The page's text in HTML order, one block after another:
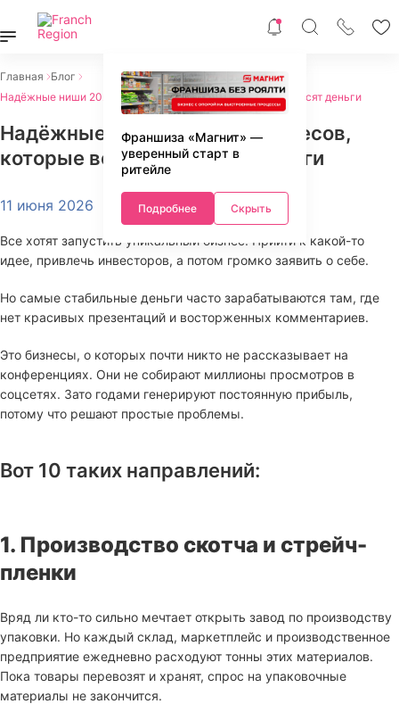
Франшиза «Магнит» —
уверенный старт в
ритейле
Подробнее Скрыть
Главная
Блог
Надёжные ниши 2026: 10 бизнесов, которые всегда приносят деньги
Надёжные ниши 2026: 10 бизнесов,
которые всегда приносят деньги
11 июня 2026
Все хотят запустить уникальный бизнес. Прийти к какой-то
идее, привлечь инвесторов, а потом громко заявить о себе.
Но самые стабильные деньги часто зарабатываются там, где
нет красивых презентаций и восторженных комментариев.
Это бизнесы, о которых почти никто не рассказывает на
конференциях. Они не собирают миллионы просмотров в
соцсетях. Зато годами генерируют постоянную прибыль,
потому что решают простые проблемы.
Вот 10 таких направлений:
1. Производство скотча и стрейч-
пленки
Вряд ли кто-то сильно мечтает открыть завод по производству
упаковки. Но каждый склад, маркетплейс и производственное
предприятие ежедневно расходуют тонны этих материалов.
Пока товары перевозят и хранят, спрос на упаковочные
материалы не закончится.